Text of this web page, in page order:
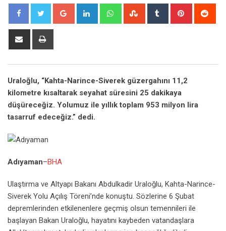
Google+ LinkedIn WhatsappStumbleUpon
Tumblr Pinterest
Share
Uraloğlu, “Kahta-Narince-Siverek güzergahını 11,2
kilometre kısaltarak seyahat süresini 25 dakikaya
düşüreceğiz. Yolumuz ile yıllık toplam 953 milyon lira
tasarruf edeceğiz.” dedi.
Adıyaman–BHA
Ulaştırma ve Altyapı Bakanı Abdulkadir Uraloğlu, Kahta-Narince-
Siverek Yolu Açılış Töreni’nde konuştu. Sözlerine 6 Şubat
depremlerinden etkilenenlere geçmiş olsun temennileri ile
başlayan Bakan Uraloğlu, hayatını kaybeden vatandaşlara